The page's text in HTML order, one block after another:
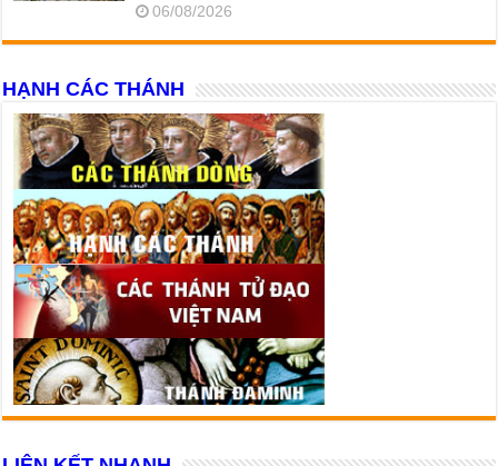
06/08/2026
HẠNH CÁC THÁNH